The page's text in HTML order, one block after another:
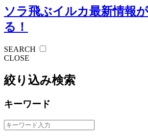
ソラ飛ぶイルカ最新情報
る！
SEARCH
CLOSE
絞り込み検索
キーワード